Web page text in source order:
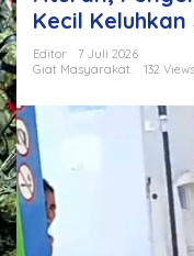
e
n
Kecil
Editor
7 Juli 2026
Giat Masyarakat.
132 Views